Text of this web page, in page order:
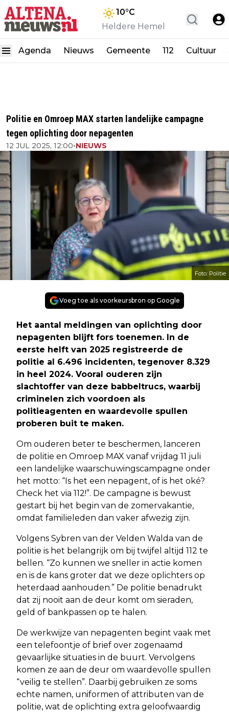
10°C
Heldere Hemel
Agenda Nieuws Gemeente 112 Cultuur
Politie en Omroep MAX starten landelijke campagne
tegen oplichting door nepagenten
12 JUL 2025, 12:00•NIEUWS
Foto: Politie
Voeg toe als voorkeursbron op Google
Het aantal meldingen van oplichting door
nepagenten blijft fors toenemen. In de
eerste helft van 2025 registreerde de
politie al 6.496 incidenten, tegenover 8.329
in heel 2024. Vooral ouderen zijn
slachtoffer van deze babbeltrucs, waarbij
criminelen zich voordoen als
politieagenten en waardevolle spullen
proberen buit te maken.
Om ouderen beter te beschermen, lanceren
de politie en Omroep MAX vanaf vrijdag 11 juli
een landelijke waarschuwingscampagne onder
het motto: “Is het een nepagent, of is het oké?
Check het via 112!”. De campagne is bewust
gestart bij het begin van de zomervakantie,
omdat familieleden dan vaker afwezig zijn.
Volgens Sybren van der Velden Walda van de
politie is het belangrijk om bij twijfel altijd 112 te
bellen. “Zo kunnen we sneller in actie komen
en is de kans groter dat we deze oplichters op
heterdaad aanhouden.” De politie benadrukt
dat zij nooit aan de deur komt om sieraden,
geld of bankpassen op te halen.
De werkwijze van nepagenten begint vaak met
een telefoontje of brief over zogenaamd
gevaarlijke situaties in de buurt. Vervolgens
komen ze aan de deur om waardevolle spullen
“veilig te stellen”. Daarbij gebruiken ze soms
echte namen, uniformen of attributen van de
politie, wat de oplichting extra geloofwaardig